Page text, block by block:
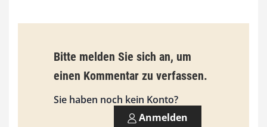
€
i
s
9
Bitte melden Sie sich an, um
einen Kommentar zu verfassen.
Sie haben noch kein Konto?
Anmelden